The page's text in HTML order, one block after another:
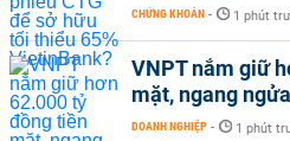
CHỨNG KHOÁN - 1 phút
VNPT nắm giữ
mặt, ngang
DOANH NGHIỆP - 1 phút